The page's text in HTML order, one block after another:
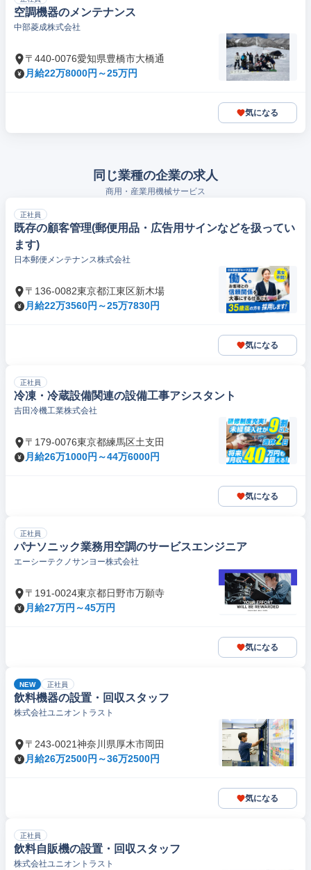
空調機器のメンテナンス
中部菱成株式会社
〒440-0076愛知県豊橋市大橋通
月給22万8000円～25万円
気になる
同じ業種の企業の求人
商用・産業用機械サービス
正社員
既存の顧客管理(郵便用品・広告用サインなどを扱ってい
ます)
日本郵便メンテナンス株式会社
〒136-0082東京都江東区新木場
月給22万3560円～25万7830円
気になる
正社員
冷凍・冷蔵設備関連の設備工事アシスタント
吉田冷機工業株式会社
〒179-0076東京都練馬区土支田
月給26万1000円～44万6000円
気になる
正社員
パナソニック業務用空調のサービスエンジニア
エーシーテクノサンヨー株式会社
〒191-0024東京都日野市万願寺
月給27万円～45万円
気になる
NEW 正社員
飲料機器の設置・回収スタッフ
株式会社ユニオントラスト
〒243-0021神奈川県厚木市岡田
月給26万2500円～36万2500円
気になる
正社員
飲料自販機の設置・回収スタッフ
株式会社ユニオントラスト